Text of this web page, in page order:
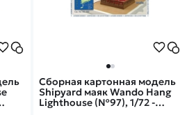
Сборная картонная модель
Shipyard маяк Wando Hang
Lighthouse (№97), 1/72 -